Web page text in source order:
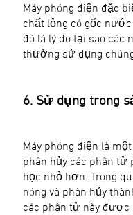
Máy phóng điện đặc
chất lỏng có gốc nước
đó là lý do tại sao các
thường sử dụng
6. Sử dụng trong
Máy phóng điện là
phân hủy các phân tử
học nhỏ hơn. Trong
nóng và phân hủy
các phân tử này được